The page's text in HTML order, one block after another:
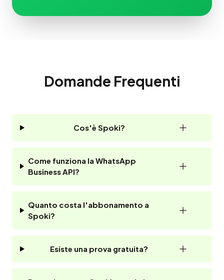
Domande Frequenti
Cos'è Spoki?
Come funziona la WhatsApp
Business API?
Quanto costa l'abbonamento a
Spoki?
Esiste una prova gratuita?